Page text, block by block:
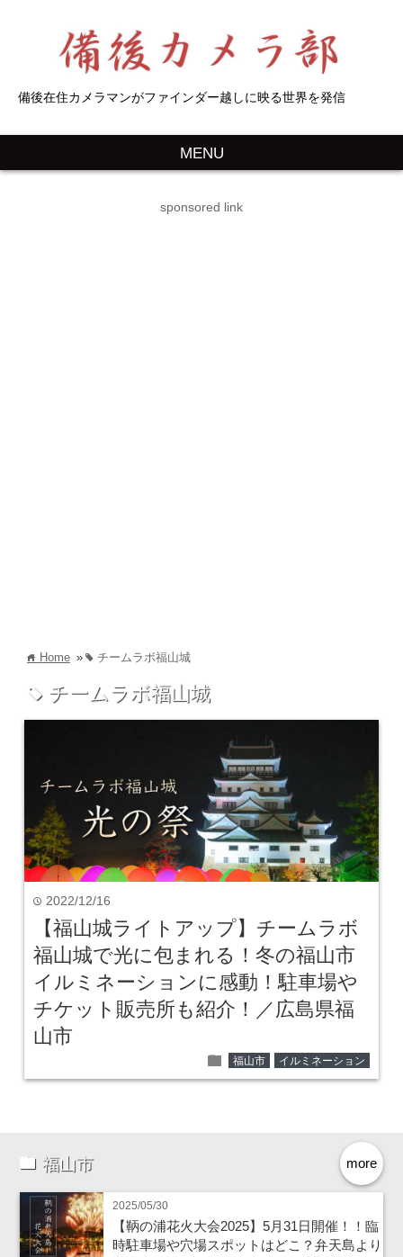
備後在住カメラマンがファインダー越しに映る世界を発信
MENU
sponsored link
home Home » tag チームラボ福山城
tag チームラボ福山城
time 2022/12/16
【福山城ライトアップ】チームラボ
福山城で光に包まれる！冬の福山市
イルミネーションに感動！駐車場や
チケット販売所も紹介！／広島県福
山市
folder 福山市 イルミネーション
more
福山市
2025/05/30
【鞆の浦花火大会2025】5月31日開催！！臨
時駐車場や穴場スポットはどこ？弁天島より